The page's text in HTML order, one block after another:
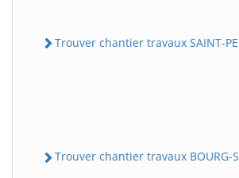
Trouver chantier travaux SAINT-
Trouver chantier travaux BOURG-